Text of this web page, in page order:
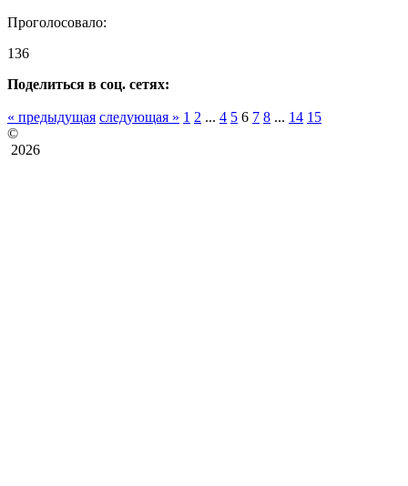
Проголосовало:
136
Поделиться в соц. сетях:
« предыдущая следующая » 1 2 ... 4 5 6 7 8 ... 14 15
©
2026